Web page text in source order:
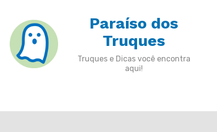
content
Paraíso dos
Truques
Truques e Dicas você encontra
aqui!